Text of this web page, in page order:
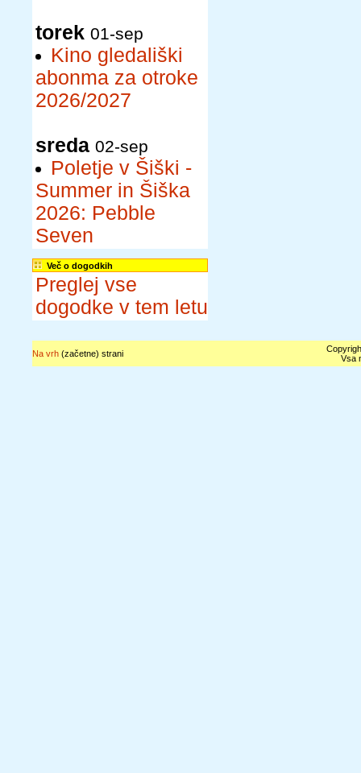
torek 01-sep
Kino gledališki
abonma za otroke
2026/2027
sreda 02-sep
Poletje v Šiški -
Summer in Šiška
2026: Pebble
Seven
Več o dogodkih
Preglej vse
dogodke v tem letu
Na vrh(začetne) strani
Vsa